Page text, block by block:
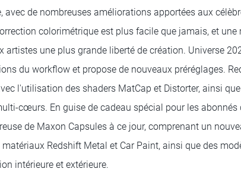
avec de nombreuses améliorations apportées aux
colorimétrique est plus facile que jamais, et
artistes une plus grande liberté de création. Universe
du workflow et propose de nouveaux préréglages.
l'utilisation des shaders MatCap et Distorter, ainsi
cœurs. En guise de cadeau spécial pour les
de Maxon Capsules à ce jour, comprenant un
matériaux Redshift Metal et Car Paint, ainsi que des
intérieure et extérieure.